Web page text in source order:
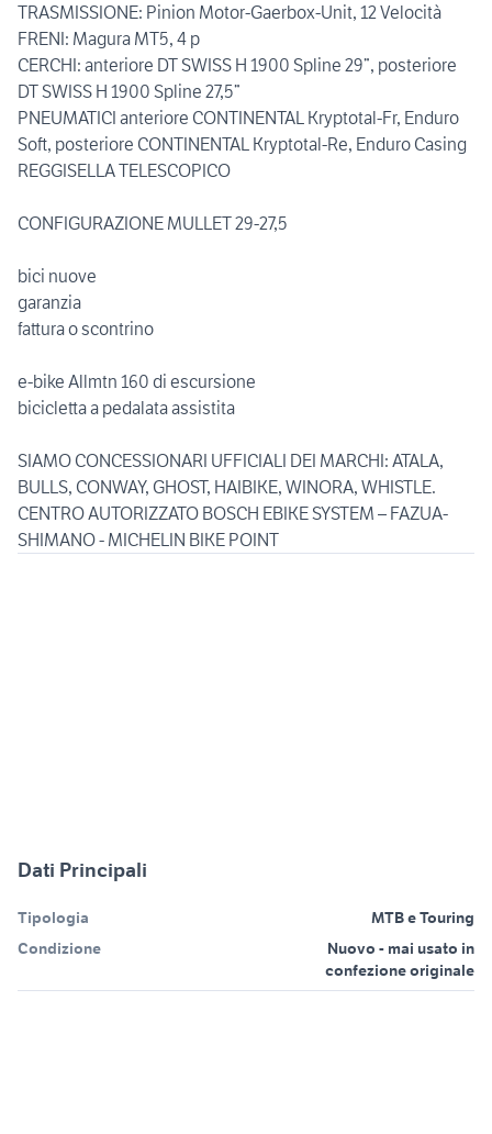
TRASMISSIONE: Pinion Motor-Gaerbox-Unit, 12 Velocità
FRENI: Magura MT5, 4 p
CERCHI: anteriore DT SWISS H 1900 Spline 29”, posteriore
DT SWISS H 1900 Spline 27,5”
PNEUMATICI anteriore CONTINENTAL Kryptotal-Fr, Enduro
Soft, posteriore CONTINENTAL Kryptotal-Re, Enduro Casing
REGGISELLA TELESCOPICO
CONFIGURAZIONE MULLET 29-27,5
bici nuove
garanzia
fattura o scontrino
e-bike Allmtn 160 di escursione
bicicletta a pedalata assistita
SIAMO CONCESSIONARI UFFICIALI DEI MARCHI: ATALA,
BULLS, CONWAY, GHOST, HAIBIKE, WINORA, WHISTLE.
CENTRO AUTORIZZATO BOSCH EBIKE SYSTEM – FAZUA-
SHIMANO - MICHELIN BIKE POINT
Dati Principali
Tipologia
MTB e Touring
Condizione
Nuovo - mai usato in
confezione originale